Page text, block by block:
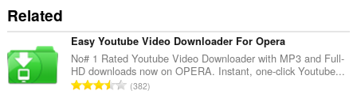
Related
Easy Youtube Video Downloader For Opera
No# 1 Rated Youtube Video Downloader with MP3 and Full-
HD downloads now on OPERA. Instant, one-click Youtube...
रे382